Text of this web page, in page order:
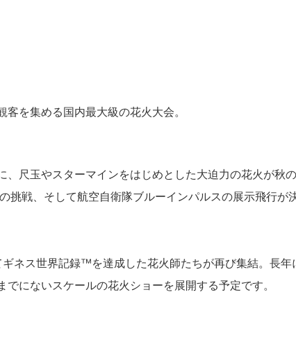
を集める国内最大級の花火大会。
尺玉やスターマインをはじめとした大迫力の花火が秋
戦、そして航空自衛隊ブルーインパルスの展示飛行が
ネス世界記録™︎を達成した花火師たちが再び集結。長
にないスケールの花火ショーを展開する予定です。